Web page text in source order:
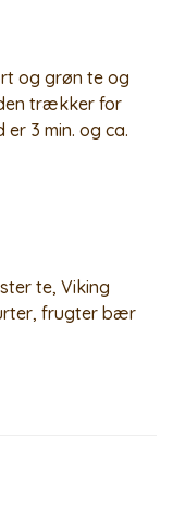
og grøn te og
trækker for
3 min. og ca.
te, Viking
frugter bær